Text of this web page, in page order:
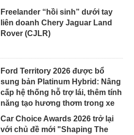
Freelander “hồi sinh” dưới tay
liên doanh Chery Jaguar Land
Rover (CJLR)
Ford Territory 2026 được bổ
sung bản Platinum Hybrid: Nâng
cấp hệ thống hỗ trợ lái, thêm tính
năng tạo hương thơm trong xe
Car Choice Awards 2026 trở lại
với chủ đề mới "Shaping The